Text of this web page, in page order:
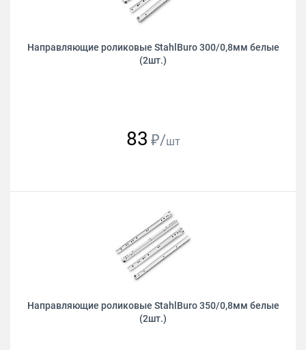
Направляющие роликовые StahlBuro 300/0,8мм белые
(2шт.)
83 ₽/шт
Направляющие роликовые StahlBuro 350/0,8мм белые
(2шт.)